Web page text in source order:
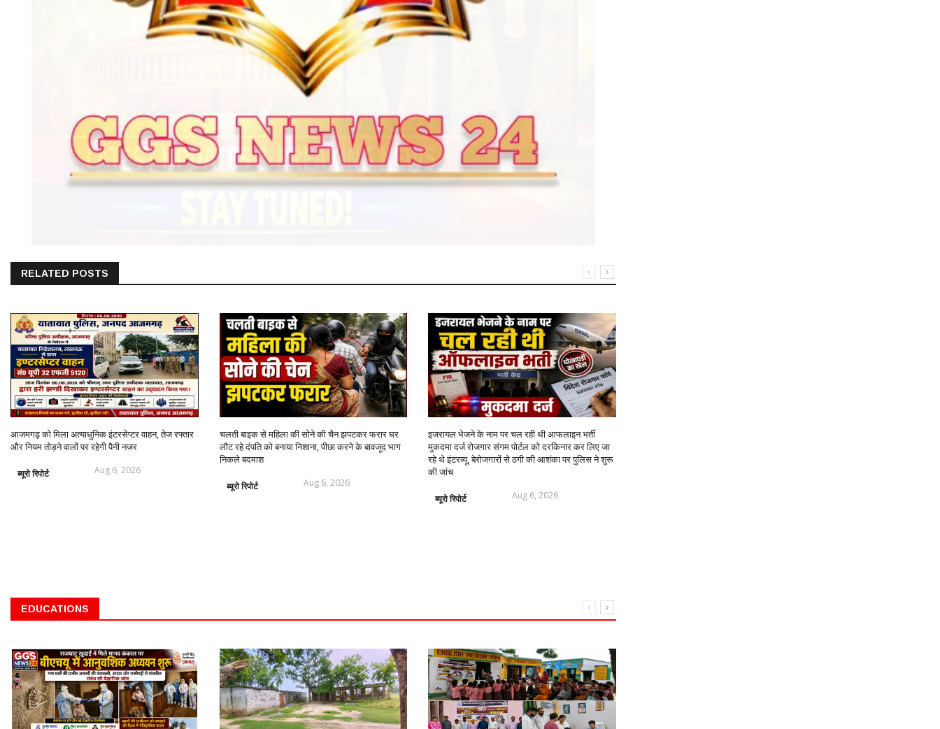
RELATED POSTS
आजमगढ़ को मिला अत्याधुनिक इंटरसेप्टर वाहन, तेज रफ्तार
और नियम तोड़ने वालों पर रहेगी पैनी नजर
ब्यूरो रिपोर्ट Aug 6, 2026
चलती बाइक से महिला की सोने की चैन झपटकर फरार घर
लौट रहे दंपति को बनाया निशाना, पीछा करने के बावजूद भाग
निकले बदमाश
ब्यूरो रिपोर्ट Aug 6, 2026
इजरायल भेजने के नाम पर चल रही थी आफलाइन भर्ती
मुकदमा दर्ज रोजगार संगम पोर्टल को दरकिनार कर लिए जा
रहे थे इंटरव्यू, बेरोजगारों से ठगी की आशंका पर पुलिस ने शुरू
की जांच
ब्यूरो रिपोर्ट Aug 6, 2026
EDUCATIONS